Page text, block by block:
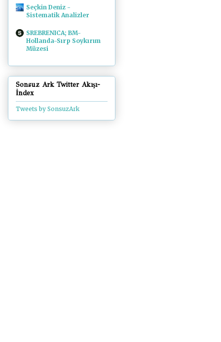
Seçkin Deniz -
Sistematik Analizler
SREBRENICA; BM-
Hollanda-Sırp Soykırım
Müzesi
Sonsuz Ark Twitter Akışı-
İndex
Tweets by SonsuzArk